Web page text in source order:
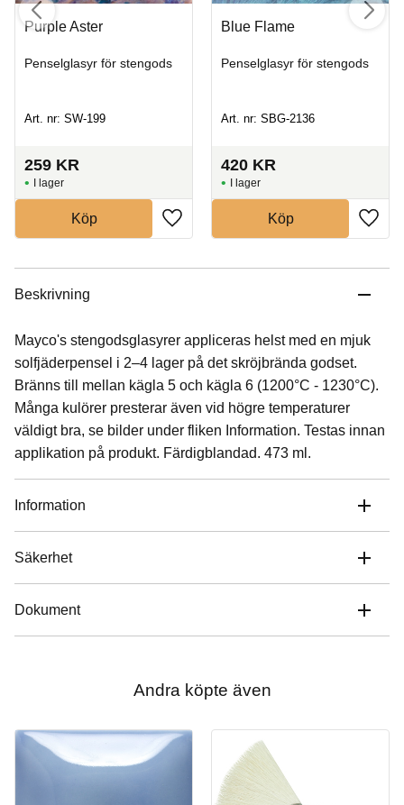
Purple Aster
Penselglasyr för stengods
Art. nr: SW-199
259 KR
I lager
Köp
Blue Flame
Penselglasyr för stengods
Art. nr: SBG-2136
420 KR
I lager
Köp
Beskrivning
Mayco's stengodsglasyrer appliceras helst med en mjuk
solfjäderpensel i 2–4 lager på det skröjbrända godset.
Bränns till mellan kägla 5 och kägla 6 (1200°C - 1230°C).
Många kulörer presterar även vid högre temperaturer
väldigt bra, se bilder under fliken Information. Testas innan
applikation på produkt. Färdigblandad. 473 ml.
Information
Säkerhet
Dokument
Andra köpte även